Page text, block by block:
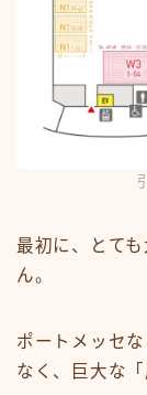
最初に、とて
ん。
ポートメッセ
なく、巨大な「